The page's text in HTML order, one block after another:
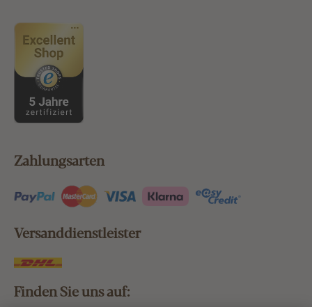
Zahlungsarten
Versanddienstleister
Finden Sie uns auf: